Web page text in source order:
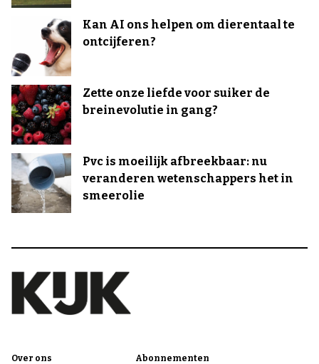
Kan AI ons helpen om dierentaal te
ontcijferen?
Zette onze liefde voor suiker de
breinevolutie in gang?
Pvc is moeilijk afbreekbaar: nu
veranderen wetenschappers het in
smeerolie
Over ons Abonnementen